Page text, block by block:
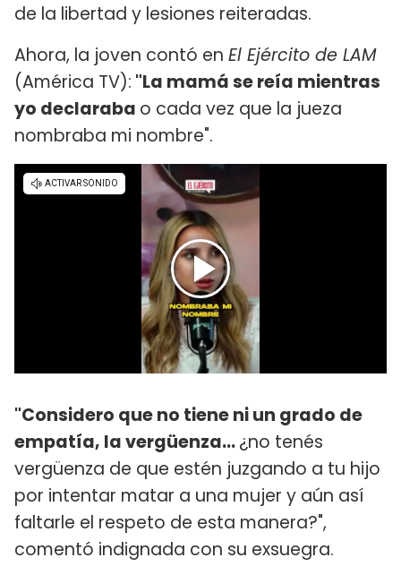
de la libertad y lesiones reiteradas.
Ahora, la joven contó en El Ejército de LAM
(América TV): "La mamá se reía mientras
yo declaraba o cada vez que la jueza
nombraba mi nombre".
"Considero que no tiene ni un grado de
empatía, la vergüenza...¿no tenés
vergüenza de que estén juzgando a tu hijo
por intentar matar a una mujer y aún así
faltarle el respeto de esta manera?",
comentó indignada con su exsuegra.